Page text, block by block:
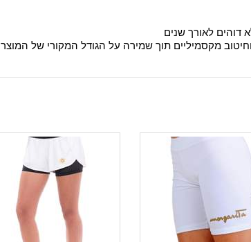
דוהים לאורך שנים
מקסמיליים תוך שמירה על הגודל המקורי של המוצר